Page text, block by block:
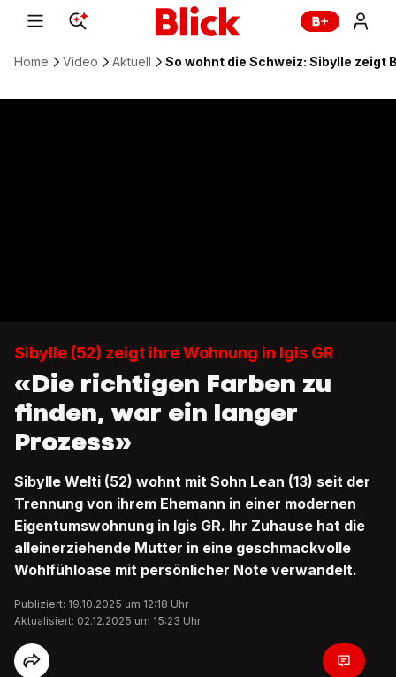
Home Video Aktuell So wohnt die Schweiz: Sibylle zeigt
Sibylle (52) zeigt ihre Wohnung in Igis GR
«Die richtigen Farben zu
finden, war ein langer
Prozess»
Sibylle Welti (52) wohnt mit Sohn Lean (13) seit der
Trennung von ihrem Ehemann in einer modernen
Eigentumswohnung in Igis GR. Ihr Zuhause hat die
alleinerziehende Mutter in eine geschmackvolle
Wohlfühloase mit persönlicher Note verwandelt.
Publiziert: 19.10.2025 um 12:18 Uhr
Aktualisiert: 02.12.2025 um 15:23 Uhr